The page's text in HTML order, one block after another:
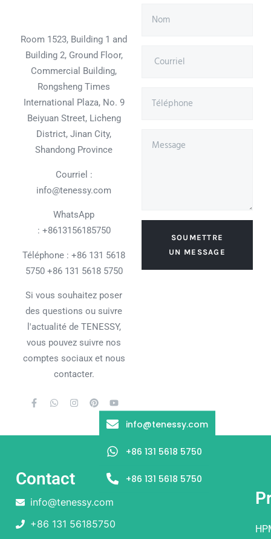
Room 1523, Building 1 and
Building 2, Ground Floor,
Commercial Building,
Rongsheng Times
International Plaza, No. 9
Beiyuan Street, Licheng
District, Jinan City,
Shandong Province
Courriel :
info@tenessy.com
WhatsApp
: +8613156185750
Téléphone : +86 131 5618
5750 +86 131 5618 5750
Si vous souhaitez poser
des questions ou suivre
l'actualité de TENESSY,
vous pouvez suivre nos
comptes sociaux et nous
contacter.
SOUMETTRE
UN MESSAGE
Contact
info@tenessy.com
+86 131 56185750
info@tenessy.com
+86 131 5618 5750
+86 131 5618 5750